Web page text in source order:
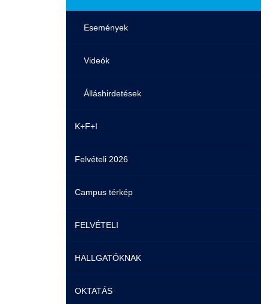
Események
Videók
Álláshirdetések
K+F+I
Felvételi 2026
Campus térkép
FELVÉTELI
Pontozási rendszer szabályai
Felvetteknek
HALLGATÓKNAK
Képzéseink
OKTATÁS